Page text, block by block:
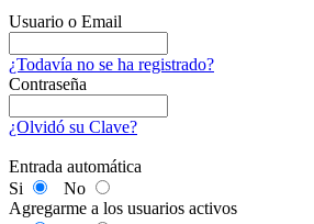
Usuario o Email
¿Todavía no se ha registrado?
Contraseña
¿Olvidó su Clave?
Entrada automática
Si
No
Agregarme a los usuarios activos